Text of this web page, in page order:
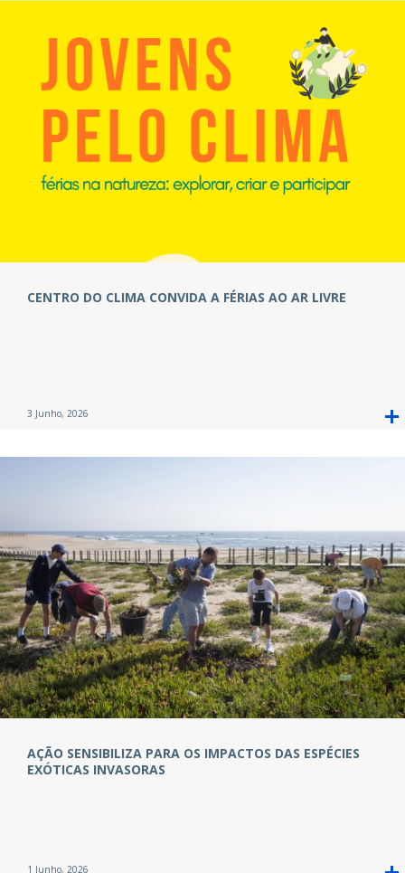
CENTRO DO CLIMA CONVIDA A FÉRIAS AO AR LIVRE
3 Junho, 2026
AÇÃO SENSIBILIZA PARA OS IMPACTOS DAS ESPÉCIES
EXÓTICAS INVASORAS
1 Junho, 2026